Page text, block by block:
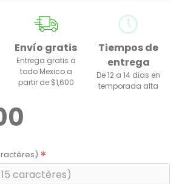
Envío gratis
Entrega gratis a
todo Mexico a
partir de $1,600
Tiempos de
entrega
De 12 a 14 dias en
temporada alta